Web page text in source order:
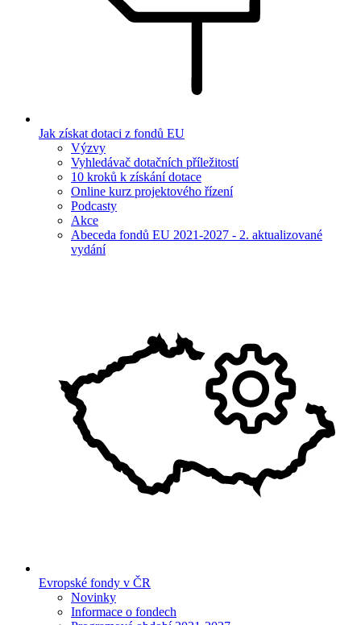
Jak získat dotaci z fondů EU
Výzvy
Vyhledávač dotačních příležitostí
10 kroků k získání dotace
Online kurz projektového řízení
Podcasty
Akce
Abeceda fondů EU 2021-2027 - 2. aktualizované
vydání
Evropské fondy v ČR
Novinky
Informace o fondech